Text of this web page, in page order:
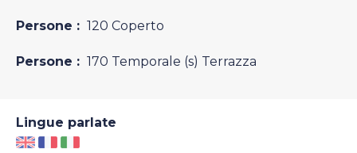
Persone : 120 Coperto
Persone : 170 Temporale (s) Terrazza
Lingue parlate